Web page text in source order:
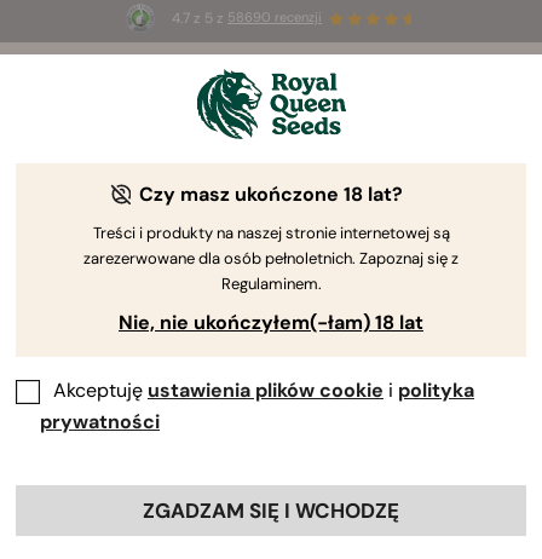
4.7 z 5 z 58690 recenzji
3 nasiona White Widow Auto
Czy masz ukończone 18 lat?
Treści i produkty na naszej stronie internetowej są
zarezerwowane dla osób pełnoletnich. Zapoznaj się z
Regulaminem.
Nie, nie ukończyłem(-łam) 18 lat
Akceptuję ustawienia plików cookie i polityka
prywatności
ZGADZAM SIĘ I WCHODZĘ